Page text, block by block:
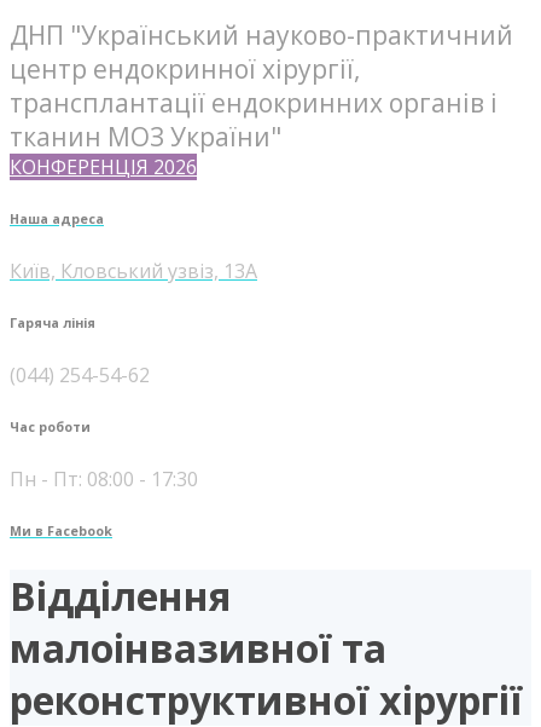
ДНП "Український науково-практичний
центр ендокринної хірургії,
трансплантації ендокринних органів і
тканин МОЗ України"
КОНФЕРЕНЦІЯ 2026
Наша адреса
Київ, Кловський узвіз, 13А
Гаряча лінія
(044) 254-54-62
Час роботи
Пн - Пт: 08:00 - 17:30
Ми в Facebook
Відділення
малоінвазивної та
реконструктивної хірургії